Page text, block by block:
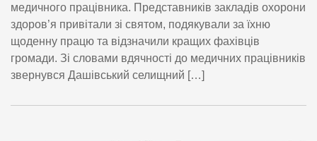
медичного працівника. Представників закладів охорони
здоров’я привітали зі святом, подякували за їхню
щоденну працю та відзначили кращих фахівців
громади. Зі словами вдячності до медичних працівників
звернувся Дашівський селищний […]